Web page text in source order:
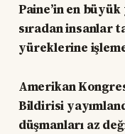
Paine’in en
sıradan insanlar
yüreklerine
Amerikan
Bildirisi
düşmanları az